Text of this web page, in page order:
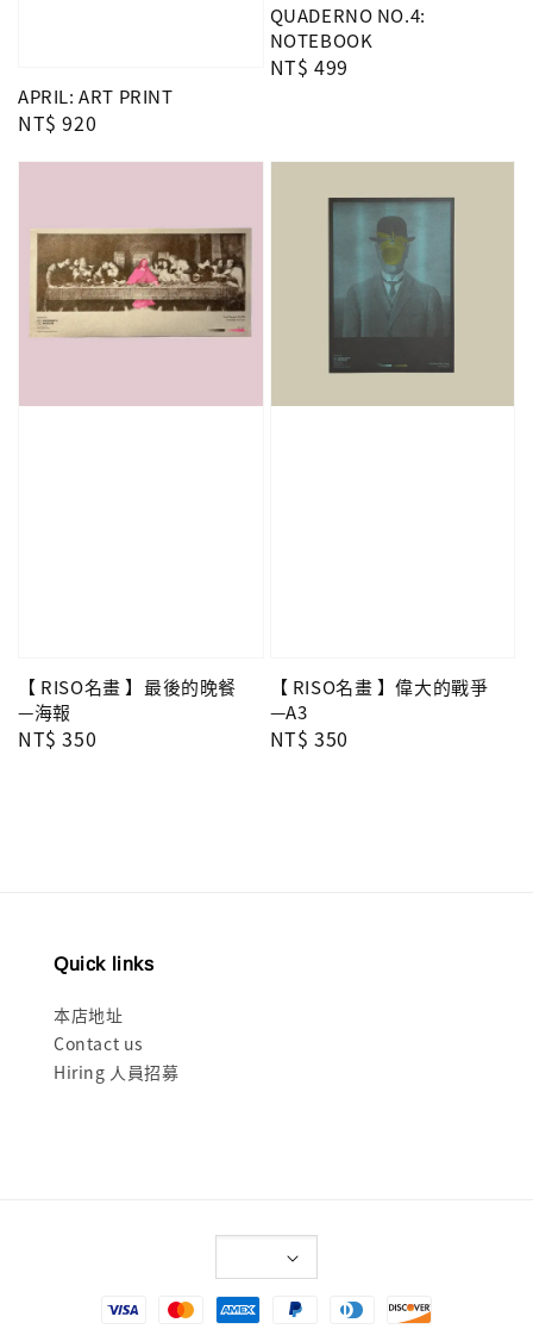
APRIL: ART PRINT
Regular
NT$ 920
QUADERNO NO.4:
NOTEBOOK
Regular
NT$ 499
【 RISO名畫 】最後的晚餐
—海報
Regular
NT$ 350
【 RISO名畫 】偉大的戰爭
—A3
Regular
NT$ 350
Quick links
本店地址
Contact us
Hiring 人員招募